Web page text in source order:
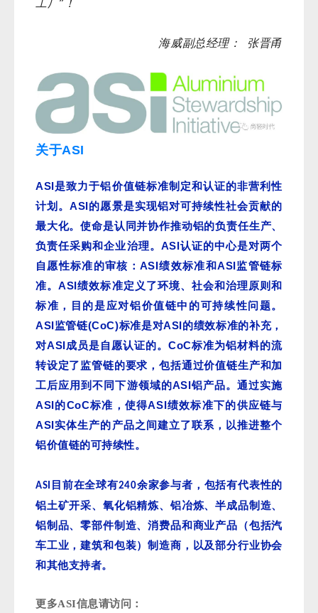
海威副总经理： 张晋甬
关于ASI
ASI是致力于铝价值链标准制定和认证的非营利性
计划。ASI的愿景是实现铝对可持续性社会贡献的
最大化。使命是认同并协作推动铝的负责任生产、
负责任采购和企业治理。 ASI认证的中心是对两个
自愿性标准的审核： ASI绩效标准和ASI监管链标
准。ASI绩效标准定义了环境、社会和治理原则和
标准，目的是应对铝价值链中的可持续性问题。
ASI监管链(CoC)标准是对ASI的绩效标准的补充，
对ASI成员是自愿认证的。CoC标准为铝材料的流
转设定了监管链的要求，包括通过价值链生产和加
工后应用到不同下游领域的ASI铝产品。通过实施
ASI的CoC标准，使得ASI绩效标准下的供应链与
ASI实体生产的产品之间建立了联系，以推进整个
铝价值链的可持续性。
ASI 目前在全球有240余家参与者，包括有代表性的
铝土矿开采、氧化铝精炼、铝冶炼、半成品制造、
铝制品、零部件制造、消费品和商业产品（包括汽
车工业，建筑和包装）制造商，以及部分行业协会
和其他支持者。
更多ASI信息请访问：